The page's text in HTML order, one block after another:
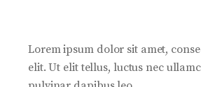
Lorem ipsum dolor sit amet,
elit. Ut elit tellus, luctus nec